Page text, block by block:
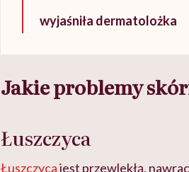
wyjaśniła dermatolożka
Jakie problemy
Łuszczyca
Łuszczycajest przewlekłą,